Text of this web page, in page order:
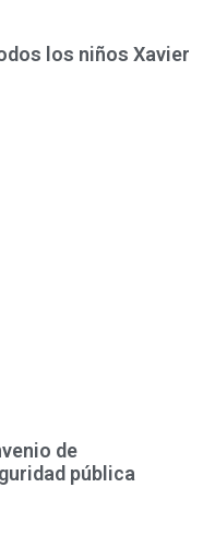
los niños Xavier
de
pública